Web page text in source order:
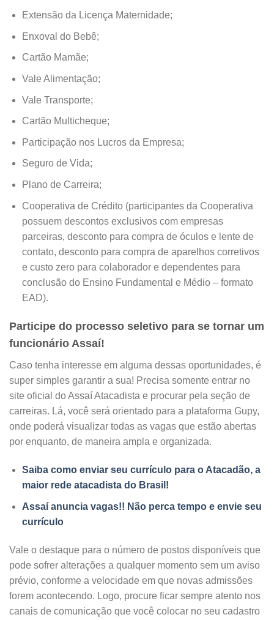
Extensão da Licença Maternidade;
Enxoval do Bebê;
Cartão Mamãe;
Vale Alimentação;
Vale Transporte;
Cartão Multicheque;
Participação nos Lucros da Empresa;
Seguro de Vida;
Plano de Carreira;
Cooperativa de Crédito (participantes da Cooperativa
possuem descontos exclusivos com empresas
parceiras, desconto para compra de óculos e lente de
contato, desconto para compra de aparelhos corretivos
e custo zero para colaborador e dependentes para
conclusão do Ensino Fundamental e Médio – formato
EAD).
Participe do processo seletivo para se tornar um
funcionário Assaí!
Caso tenha interesse em alguma dessas oportunidades, é
super simples garantir a sua! Precisa somente entrar no
site oficial do Assaí Atacadista e procurar pela seção de
carreiras. Lá, você será orientado para a plataforma Gupy,
onde poderá visualizar todas as vagas que estão abertas
por enquanto, de maneira ampla e organizada.
Saiba como enviar seu currículo para o Atacadão, a
maior rede atacadista do Brasil!
Assaí anuncia vagas!! Não perca tempo e envie seu
currículo
Vale o destaque para o número de postos disponíveis que
pode sofrer alterações a qualquer momento sem um aviso
prévio, conforme a velocidade em que novas admissões
forem acontecendo. Logo, procure ficar sempre atento nos
canais de comunicação que você colocar no seu cadastro